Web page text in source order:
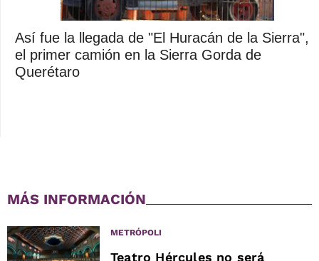
Así fue la llegada de "El Huracán de la Sierra",
el primer camión en la Sierra Gorda de
Querétaro
MÁS INFORMACIÓN
METRÓPOLI
Teatro Hércules no será